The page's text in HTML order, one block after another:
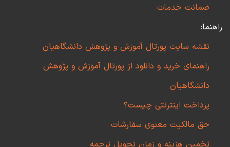
ضمانت خدمات
راهنما:
نقشه سایت پورتال آموزش و پژوهش دانشگاهیان
راهنمای خرید و دانلود از پورتال آموزش و پژوهش
دانشگاهیان
پرداخت اینترنتی چیست؟
حق مالکیت معنوی سفارشات
تخمین هزینه و زمان تحویل ترجمه